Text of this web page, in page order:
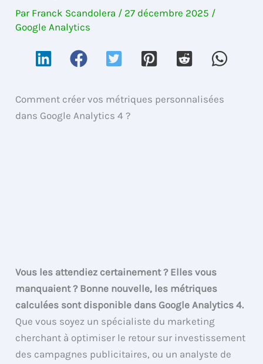
Par Franck Scandolera / 27 décembre 2025 /
Google Analytics
Comment créer vos métriques personnalisées
dans Google Analytics 4 ?
Vous les attendiez certainement ? Elles vous
manquaient ? Bonne nouvelle, les métriques
calculées sont disponible dans Google Analytics 4.
Que vous soyez un spécialiste du marketing
cherchant à optimiser le retour sur investissement
des campagnes publicitaires, ou un analyste de